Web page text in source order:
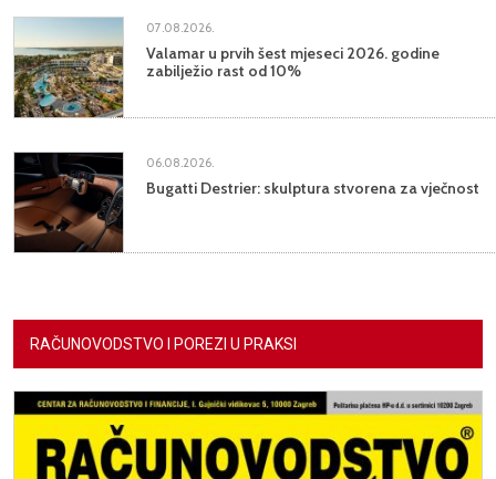
07.08.2026.
Valamar u prvih šest mjeseci 2026. godine
zabilježio rast od 10%
06.08.2026.
Bugatti Destrier: skulptura stvorena za vječnost
RAČUNOVODSTVO I POREZI U PRAKSI